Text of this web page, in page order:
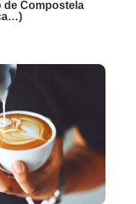
de Compostela